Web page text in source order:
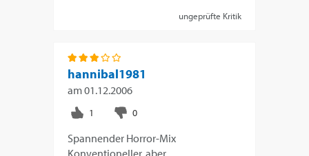
ungeprüfte Kritik
hannibal1981
am01.12.2006
Spannender Horror-Mix